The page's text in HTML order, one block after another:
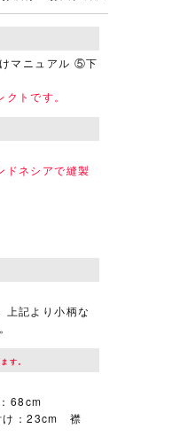
マニュアル ⑤下
トです。
ドネシアで縫製
上記より小柄な
す。
68cm
：23cm 襟